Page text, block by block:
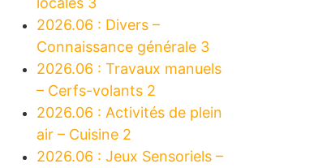
2026.06 : Divers –
Connaissance générale 3
2026.06 : Travaux manuels
– Cerfs-volants 2
2026.06 : Activités de plein
air – Cuisine 2
2026.06 : Jeux Sensoriels –